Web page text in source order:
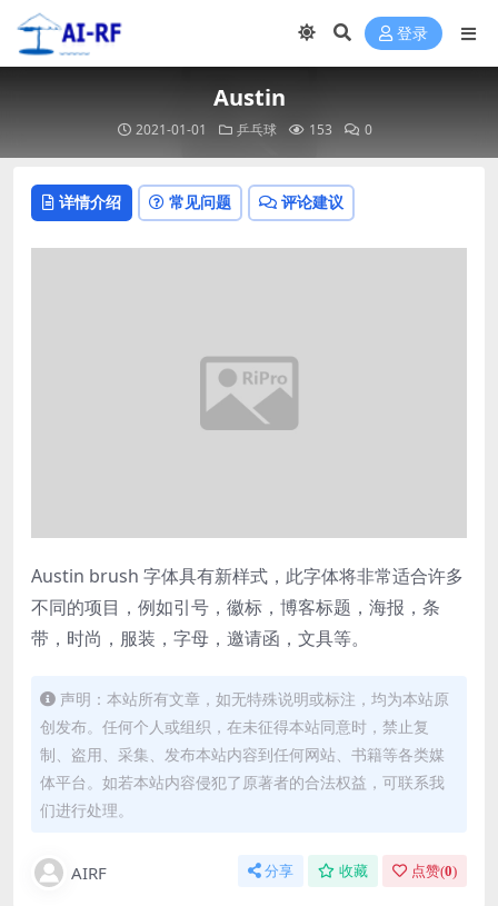
登录
Austin
2021-01-01 乒乓球 153 0
详情介绍 常见问题 评论建议
Austin brush 字体具有新样式，此字体将非常适合许多
不同的项目，例如引号，徽标，博客标题，海报，条
带，时尚，服装，字母，邀请函，文具等。
声明：本站所有文章，如无特殊说明或标注，均为本站原
创发布。任何个人或组织，在未征得本站同意时，禁止复
制、盗用、采集、发布本站内容到任何网站、书籍等各类媒
体平台。如若本站内容侵犯了原著者的合法权益，可联系我
们进行处理。
AIRF 分享 收藏 点赞(0)